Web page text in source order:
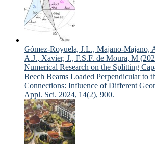
Gómez-Royuela, J.L., Majano-Majano,
A.J., Xavier, J., F.S.F. de Moura, M
Numerical Research on the Splitting
Beech Beams Loaded Perpendicular to
Connections: Influence of Different
Appl. Sci. 2024, 14(2), 900.